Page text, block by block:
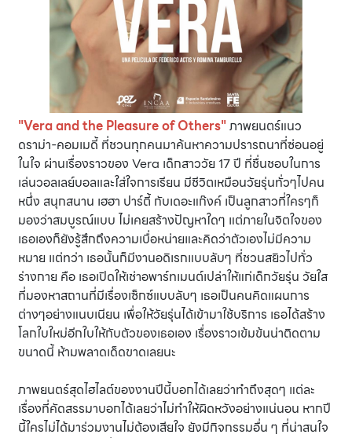
"Vera and the Pleasure of Others"ภาพยนตร์แนว
ดราม่า-คอมเมดี้ ที่ชวนทุกคนมาค้นหาความปรารถนาที่ซ่อนอยู่
ในใจ ผ่านเรื่องราวของ Vera เด็กสาววัย 17 ปี ที่ชื่นชอบในการ
เล่นวอลเลย์บอลและใส่ใจการเรียน มีชีวิตเหมือนวัยรุ่นทั่วๆไปคน
หนึ่ง สนุกสนาน เฮฮา ปาร์ตี้ กับเดอะแก๊งค์ เป็นลูกสาวที่ใครๆก็
มองว่าสมบูรณ์แบบ ไม่เคยสร้างปัญหาใดๆ แต่ภายในจิตใจของ
เธอเองก็ยังรู้สึกถึงความเบื่อหน่ายและคิดว่าตัวเองไม่มีความ
หมาย แต่ทว่า เธอนั้นก็มีงานอดิเรกแบบลับๆ ที่ชวนสยิวไปทั่ว
ร่างกาย คือ เธอเปิดให้เช่าอพาร์ทเมนต์เปล่าให้แก่เด็กวัยรุ่น วัยใส
ที่มองหาสถานที่มีเรื่องเซ็กซ์แบบลับๆ เธอเป็นคนคิดแผนการ
ต่างๆอย่างแนบเนียน เพื่อให้วัยรุ่นได้เข้ามาใช้บริการ เธอได้สร้าง
โลกใบใหม่อีกใบให้กับตัวของเธอเอง เรื่องราวเข้มข้นน่าติดตาม
ขนาดนี้ ห้ามพลาดเด็ดขาดเลยนะ
ภาพยนตร์สุดไฮไลต์ของงานปีนี้บอกได้เลยว่าทำถึงสุดๆ แต่ละ
เรื่องที่คัดสรรมาบอกได้เลยว่าไม่ทำให้ผิดหวังอย่างแน่นอน หากปี
นี้ใครไม่ได้มาร่วมงานไม่ต้องเสียใจ ยังมีกิจกรรมอื่น ๆ ที่น่าสนใจ